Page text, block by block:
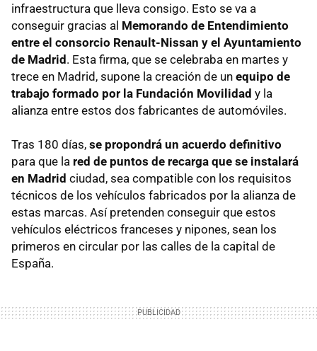
infraestructura que lleva consigo. Esto se va a
conseguir gracias al Memorando de Entendimiento
entre el consorcio Renault-Nissan y el Ayuntamiento
de Madrid. Esta firma, que se celebraba en martes y
trece en Madrid, supone la creación de un equipo de
trabajo formado por la Fundación Movilidad y la
alianza entre estos dos fabricantes de automóviles.
Tras 180 días, se propondrá un acuerdo definitivo
para que la red de puntos de recarga que se instalará
en Madrid ciudad, sea compatible con los requisitos
técnicos de los vehículos fabricados por la alianza de
estas marcas. Así pretenden conseguir que estos
vehículos eléctricos franceses y nipones, sean los
primeros en circular por las calles de la capital de
España.